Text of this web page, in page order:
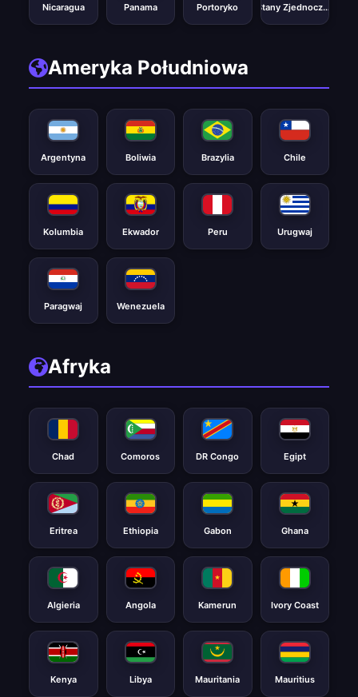
Nicaragua Panama Portoryko Stany Zjednoczone
Ameryka Południowa
Argentyna Boliwia Brazylia Chile
Kolumbia Ekwador Peru Urugwaj
Paragwaj Wenezuela
Afryka
Chad Comoros DR Congo Egipt
Eritrea Ethiopia Gabon Ghana
Algieria Angola Kamerun Ivory Coast
Kenya Libya Mauritania Mauritius